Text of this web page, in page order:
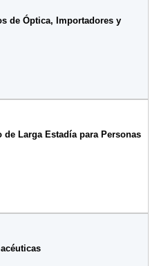
de Óptica, Importadores y
Larga Estadía para Personas